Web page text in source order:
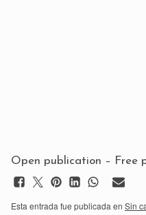
Open publication – Free
Esta entrada fue publicada en Sin